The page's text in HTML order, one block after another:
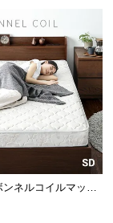
ネルコイルマット